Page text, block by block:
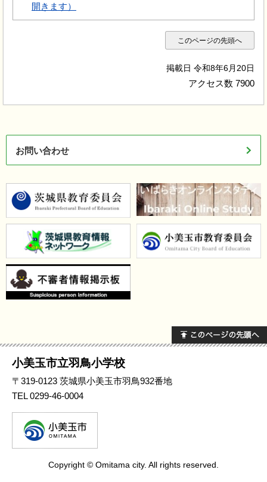
開きます）
このページの先頭へ
掲載日 令和8年6月20日
アクセス数 7900
お問い合わせ
小美玉市立羽鳥小学校
〒319-0123 茨城県小美玉市羽鳥932番地
TEL 0299-46-0004
Copyright © Omitama city. All rights reserved.